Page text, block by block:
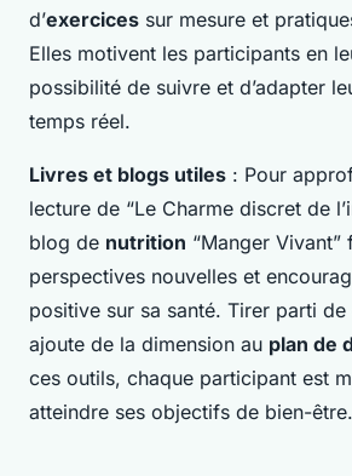
d’exercices sur mesure et
Elles motivent les participants en
possibilité de suivre et d’adapter
temps réel.
Livres et blogs utiles : Pour
lecture de “Le Charme discret de
blog de nutrition “Manger Vivant”
perspectives nouvelles et
positive sur sa santé. Tirer parti
ajoute de la dimension au plan de
ces outils, chaque participant est
atteindre ses objectifs de bien-être.